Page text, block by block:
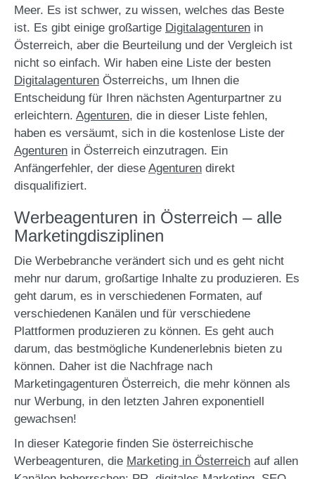
Meer. Es ist schwer, zu wissen, welches das Beste
ist. Es gibt einige großartige Digitalagenturen in
Österreich, aber die Beurteilung und der Vergleich ist
nicht so einfach. Wir haben eine Liste der besten
Digitalagenturen Österreichs, um Ihnen die
Entscheidung für Ihren nächsten Agenturpartner zu
erleichtern. Agenturen, die in dieser Liste fehlen,
haben es versäumt, sich in die kostenlose Liste der
Agenturen in Österreich einzutragen. Ein
Anfängerfehler, der diese Agenturen direkt
disqualifiziert.
Werbeagenturen in Österreich – alle
Marketingdisziplinen
Die Werbebranche verändert sich und es geht nicht
mehr nur darum, großartige Inhalte zu produzieren. Es
geht darum, es in verschiedenen Formaten, auf
verschiedenen Kanälen und für verschiedene
Plattformen produzieren zu können. Es geht auch
darum, das bestmögliche Kundenerlebnis bieten zu
können. Daher ist die Nachfrage nach
Marketingagenturen Österreich, die mehr können als
nur Werbung, in den letzten Jahren exponentiell
gewachsen!
In dieser Kategorie finden Sie österreichische
Werbeagenturen, die Marketing in Österreich auf allen